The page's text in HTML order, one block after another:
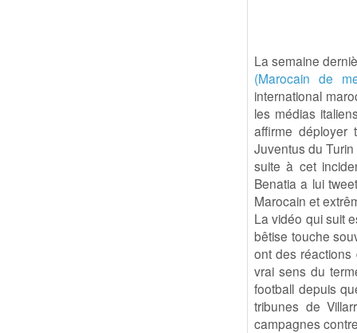
La semaine
(Marocain de
international
les médias
affirme déployer
Juventus du
suite à cet
Benatia a lui
Marocain et
La vidéo qui suit
bêtise touche
ont des réactions
vrai sens du
football depuis
tribunes de
campagnes